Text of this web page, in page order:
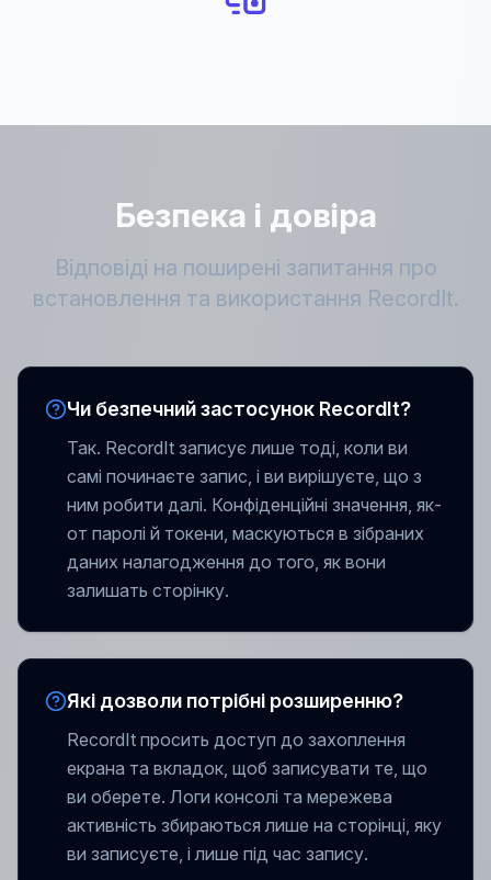
Безпека і довіра
Відповіді на поширені запитання про
встановлення та використання RecordIt.
Чи безпечний застосунок RecordIt?
Так. RecordIt записує лише тоді, коли ви
самі починаєте запис, і ви вирішуєте, що з
ним робити далі. Конфіденційні значення, як-
от паролі й токени, маскуються в зібраних
даних налагодження до того, як вони
залишать сторінку.
Які дозволи потрібні розширенню?
RecordIt просить доступ до захоплення
екрана та вкладок, щоб записувати те, що
ви оберете. Логи консолі та мережева
активність збираються лише на сторінці, яку
ви записуєте, і лише під час запису.